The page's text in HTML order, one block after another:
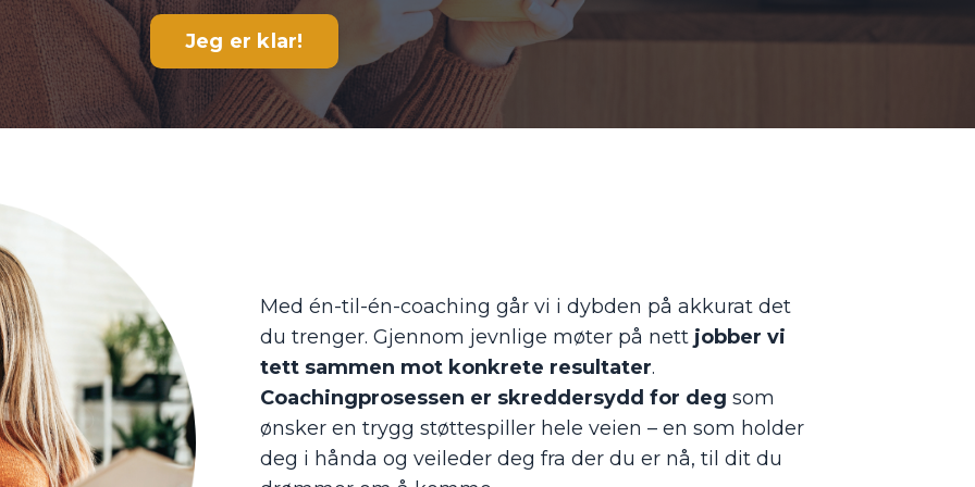
Jeg er klar!
Med én-til-én-coaching går vi i dybden på akkurat det
du trenger. Gjennom jevnlige møter på nett jobber vi
tett sammen mot konkrete resultater.
Coachingprosessen er skreddersydd for deg som
ønsker en trygg støttespiller hele veien – en som holder
deg i hånda og veileder deg fra der du er nå, til dit du